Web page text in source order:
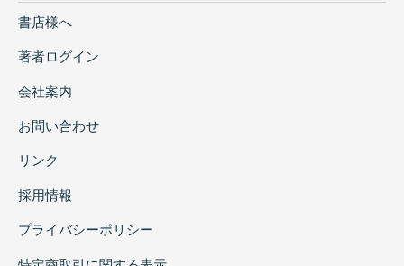
書店様へ
著者ログイン
会社案内
お問い合わせ
リンク
採用情報
プライバシーポリシー